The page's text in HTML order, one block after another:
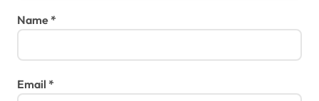
Name*
Email *